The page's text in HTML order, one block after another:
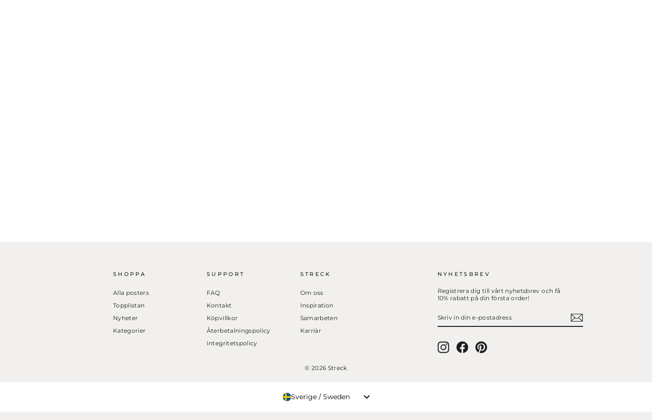
SHOPPA
Alla posters
Topplistan
Nyheter
Kategorier
SUPPORT
FAQ
Kontakt
Köpvillkor
Återbetalningspolicy
Integritetspolicy
STRECK
Om oss
Inspiration
Samarbeten
Karriär
NYHETSBREV
Registrera dig till vårt nyhetsbrev och få
10% rabatt på din första order!
IN
E-
InstagramFacebookPinterest
© 2026 Streck
Sverige / Sweden